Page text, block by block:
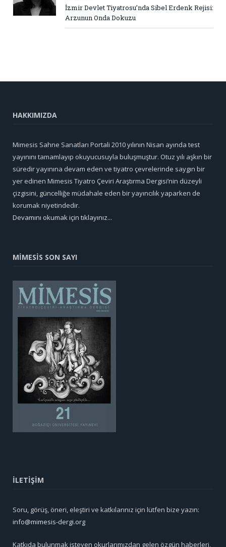
İzmir Devlet Tiyatrosu’nda Sibel Erdenk Rejisi:
Arzunun Onda Dokuzu
HAKKIMIZDA
Mimesis Sahne Sanatları Portali 2010 yılının Nisan ayında test
yayınını tamamlayıp okuyucusuyla buluşmuştur. Otuz yılı aşkın bir
süredir yayınına devam eden ve tiyatro çevrelerinde saygın bir
yer edinen Mimesis Tiyatro Çeviri Araştırma Dergisi’nin düzeyli
çizgisini, güncelliğe müdahale eden bir yayıncılık yaparken de
korumak niyetindedir.
Devamını okumak için tıklayınız...
MİMESİS SON SAYI
İLETİŞİM
Soru, görüş, öneri, eleştiri ve katkılarınız için lütfen bize yazın:
info@mimesis-dergi.org
Katkıda bulunmak isteyen okurlarımızdan gelen özgün haberleri,